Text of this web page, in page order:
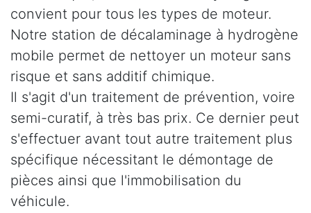
convient pour tous les types de moteur.
Notre station de décalaminage à hydrogène
mobile permet de nettoyer un moteur sans
risque et sans additif chimique.
Il s'agit d'un traitement de prévention, voire
semi-curatif, à très bas prix. Ce dernier peut
s'effectuer avant tout autre traitement plus
spécifique nécessitant le démontage de
pièces ainsi que l'immobilisation du
véhicule.